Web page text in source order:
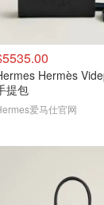
Hermès
提包
爱马仕官网